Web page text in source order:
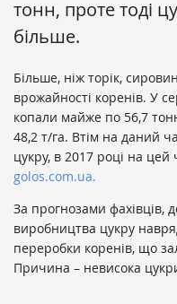
тонн, проте тоді
більше.
Більше, ніж торік,
врожайності коренів. У
копали майже по 56,7
48,2 т/га. Втім на даний
цукру, в 2017 році на
golos.com.ua.
За прогнозами фахівців,
виробництва цукру
переробки коренів, що
Причина – невисока